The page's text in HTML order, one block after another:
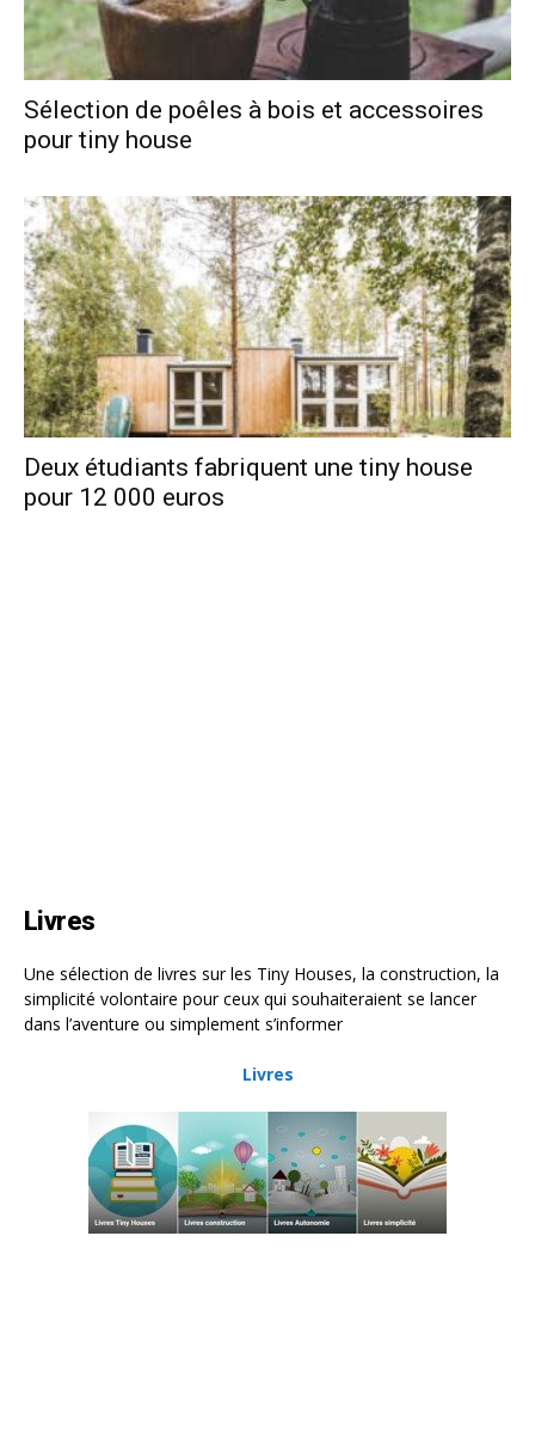
Sélection de poêles à bois et accessoires
pour tiny house
Deux étudiants fabriquent une tiny house
pour 12 000 euros
Livres
Une sélection de livres sur les Tiny Houses, la construction, la
simplicité volontaire pour ceux qui souhaiteraient se lancer
dans l’aventure ou simplement s’informer
Livres